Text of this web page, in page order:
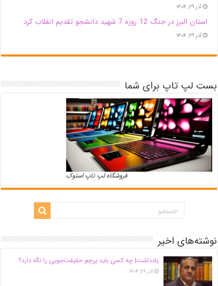
آذر ۲۹, ۱۴۰۴
استان البرز در جنگ 12 روزه 7 شهید دانشجو تقدیم انقلاب کرد
آذر ۲۹, ۱۴۰۴
بست لپ تاپ برای شما
فروشگاه لپ تاپ استوک
نوشته‌های اخیر
یادداشت| ‌چه کسی باید پرچم حقیقت‌جویی را نگه دارد؟
آذر ۲۹, ۱۴۰۴